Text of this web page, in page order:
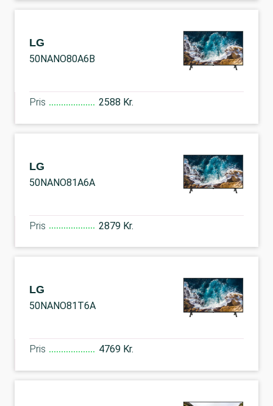
LG
50NANO80A6B
Pris 2588 Kr.
LG
50NANO81A6A
Pris 2879 Kr.
LG
50NANO81T6A
Pris 4769 Kr.